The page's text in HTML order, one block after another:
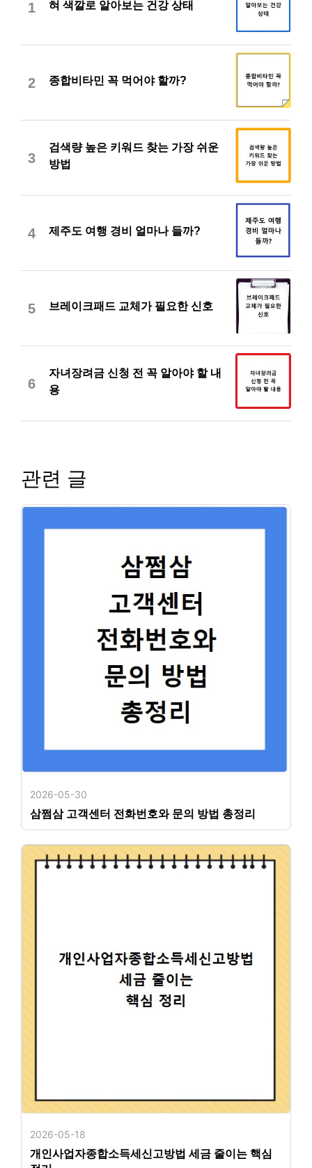
1 혀 색깔로 알아보는 건강 상태
2 종합비타민 꼭 먹어야 할까?
3
검색량 높은 키워드 찾는 가장 쉬운
방법
4 제주도 여행 경비 얼마나 들까?
5 브레이크패드 교체가 필요한 신호
6
자녀장려금 신청 전 꼭 알아야 할 내
용
관련 글
2026-05-30
삼쩜삼 고객센터 전화번호와 문의 방법 총정리
2026-05-18
개인사업자종합소득세신고방법 세금 줄이는 핵심